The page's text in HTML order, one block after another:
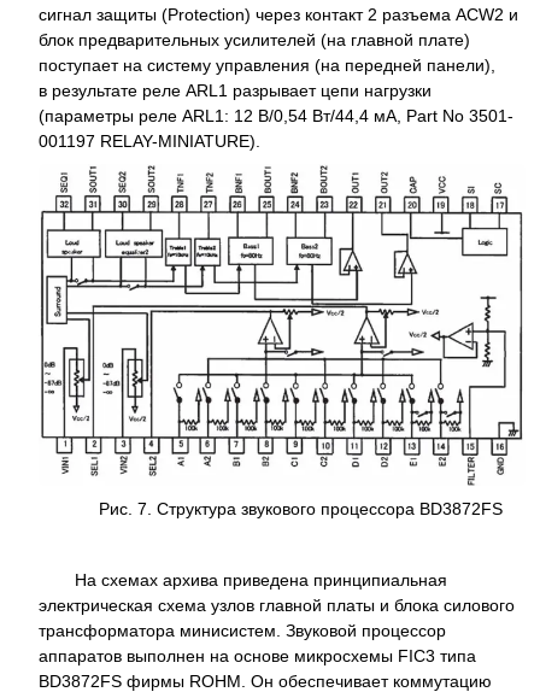
сигнал защиты (Protection) через контакт 2 разъема ACW2 и
блок предварительных усилителей (на главной плате)
поступает на систему управления (на передней панели),
в результате реле ARL1 разрывает цепи нагрузки
(параметры реле ARL1: 12 В/0,54 Вт/44,4 мА, Part No 3501-
001197 RELAY-MINIATURE).
Рис. 7. Структура звукового процессора BD3872FS
На схемах архива приведена принципиальная
электрическая схема узлов главной платы и блока силового
трансформатора минисистем. Звуковой процессор
аппаратов выполнен на основе микросхемы FIC3 типа
BD3872FS фирмы ROHM. Он обеспечивает коммутацию